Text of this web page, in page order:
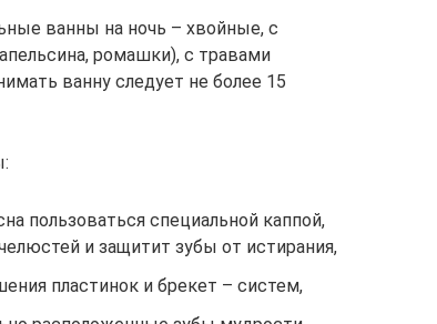
ванны на ночь – хвойные, с
ромашки), с травами
ванну следует не более 15
пользоваться специальной каппой,
и защитит зубы от истирания,
пластинок и брекет – систем,